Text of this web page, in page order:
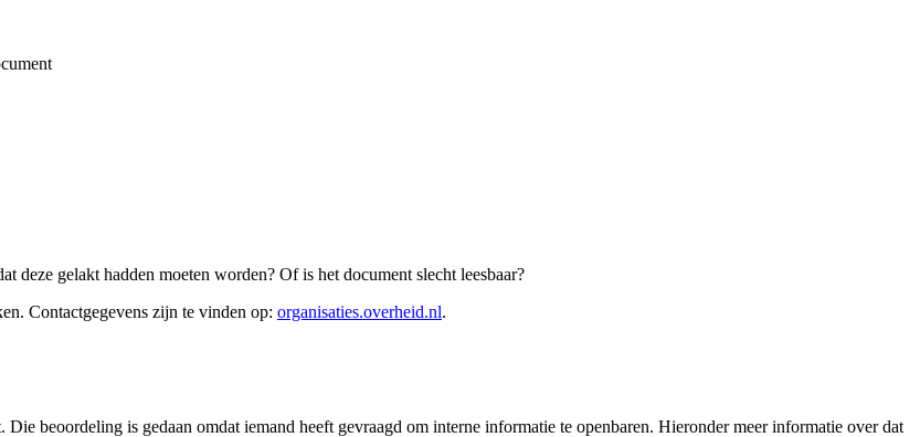
deze gelakt hadden moeten worden? Of is het document slecht leesbaar?
. Contactgegevens zijn te vinden op: organisaties.overheid.nl.
beoordeling is gedaan omdat iemand heeft gevraagd om interne informatie te openbaren. Hieronder meer informatie over dat